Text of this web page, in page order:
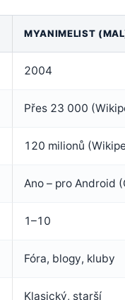
MYANIMELIST
2004
Přes 23 000
120 milionů
Ano – pro Android
1–10
Fóra, blogy, kluby
Klasický, starší